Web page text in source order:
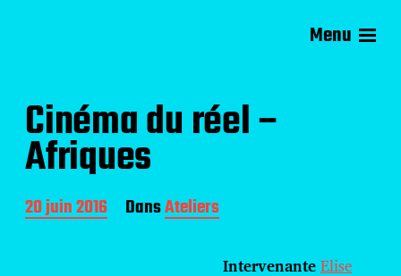
Menu
Cinéma du réel –
Afriques
D
a
20 juin 2016 DansAteliers
IntervenanteElise